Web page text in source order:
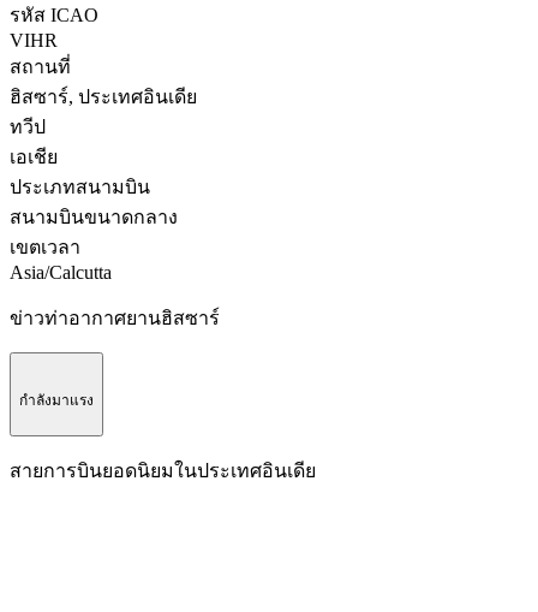
รหัส ICAO
VIHR
สถานที่
ฮิสซาร์, ประเทศอินเดีย
ทวีป
เอเชีย
ประเภทสนามบิน
สนามบินขนาดกลาง
เขตเวลา
Asia/Calcutta
ข่าวท่าอากาศยานฮิสซาร์
กำลังมาแรง
สายการบินยอดนิยมในประเทศอินเดีย